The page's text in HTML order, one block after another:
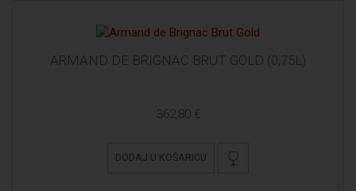
ARMAND DE BRIGNAC BRUT GOLD (0,75L)
362,80 €
DODAJ U KOŠARICU